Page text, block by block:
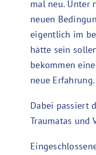
mal neu. Unter
neuen
eigentlich im
hätte sein
bekommen
neue Erfahrung.
Dabei passiert
Traumatas und